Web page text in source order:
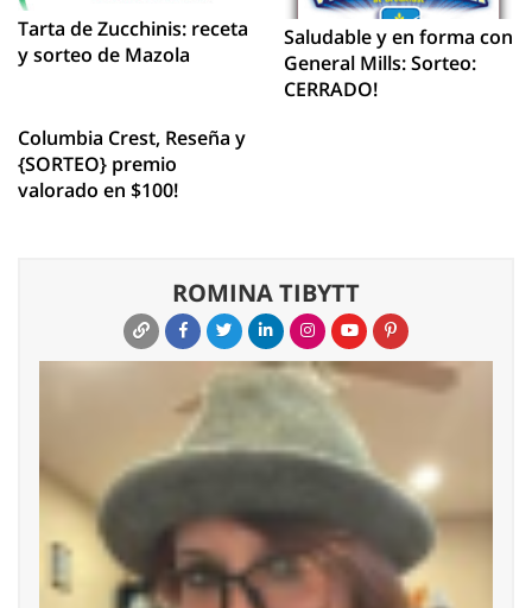
Tarta de Zucchinis: receta
y sorteo de Mazola
Saludable y en forma con
General Mills: Sorteo:
CERRADO!
Columbia Crest, Reseña y
{SORTEO} premio
valorado en $100!
ROMINA TIBYTT